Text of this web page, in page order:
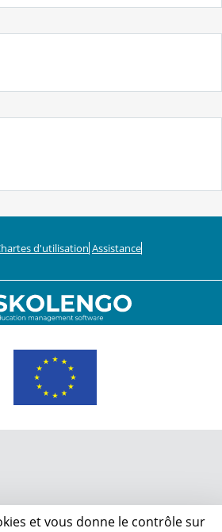
d'utilisation Assistance
et vous donne le contrôle sur